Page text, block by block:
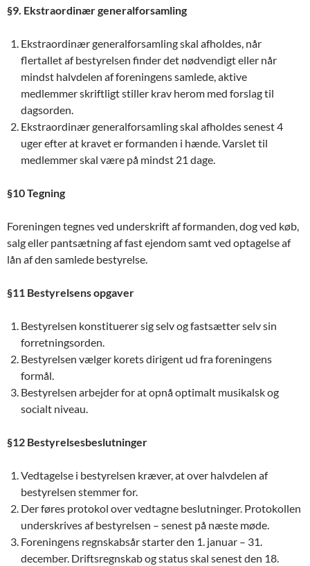
§9. Ekstraordinær generalforsamling
Ekstraordinær generalforsamling skal afholdes, når
flertallet af bestyrelsen finder det nødvendigt eller når
mindst halvdelen af foreningens samlede, aktive
medlemmer skriftligt stiller krav herom med forslag til
dagsorden.
Ekstraordinær generalforsamling skal afholdes senest 4
uger efter at kravet er formanden i hænde. Varslet til
medlemmer skal være på mindst 21 dage.
§10 Tegning
Foreningen tegnes ved underskrift af formanden, dog ved køb,
salg eller pantsætning af fast ejendom samt ved optagelse af
lån af den samlede bestyrelse.
§11 Bestyrelsens opgaver
Bestyrelsen konstituerer sig selv og fastsætter selv sin
forretningsorden.
Bestyrelsen vælger korets dirigent ud fra foreningens
formål.
Bestyrelsen arbejder for at opnå optimalt musikalsk og
socialt niveau.
§12 Bestyrelsesbeslutninger
Vedtagelse i bestyrelsen kræver, at over halvdelen af
bestyrelsen stemmer for.
Der føres protokol over vedtagne beslutninger. Protokollen
underskrives af bestyrelsen – senest på næste møde.
Foreningens regnskabsår starter den 1. januar – 31.
december. Driftsregnskab og status skal senest den 18.